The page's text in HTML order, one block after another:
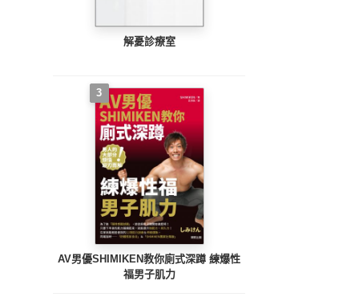
解憂診療室
3
AV男優SHIMIKEN教你廁式深蹲 練爆性
福男子肌力